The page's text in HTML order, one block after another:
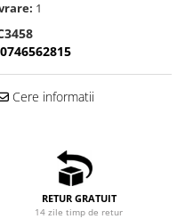
1
0746562815
Cere informatii
RETUR GRATUIT
14 zile timp de retur